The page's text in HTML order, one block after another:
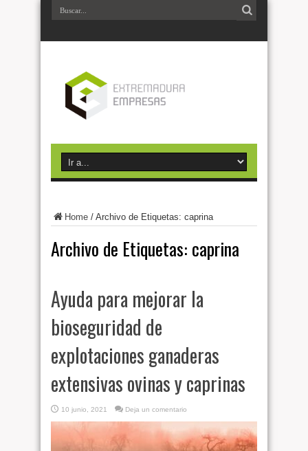
Home / Archivo de Etiquetas: caprina
Archivo de Etiquetas: caprina
Ayuda para mejorar la
bioseguridad de
explotaciones ganaderas
extensivas ovinas y caprinas
10 junio, 2021 Deja un comentario